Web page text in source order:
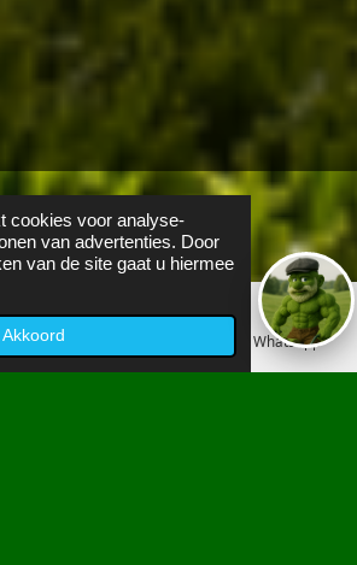
cookies voor analyse-
van advertenties. Door
van de site gaat u hiermee
AkkoordTelefoonnummer WhatsApp
WINNAAR
OUD